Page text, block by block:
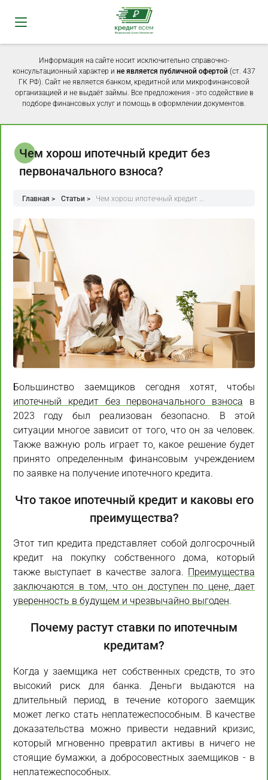
Информация на сайте носит исключительно справочно-
консультационный характер и не является публичной офертой (ст. 437
ГК РФ). Сайт не является банком, кредитной или микрофинансовой
организацией и не выдаёт займы. Все предложения - это содействие в
подборе финансовых услуг и помощь в оформлении документов.
Чем хорош ипотечный кредит без
первоначального взноса?
Главная > Статьи > Чем хорош ипотечный кредит …
Большинство заемщиков сегодня хотят, чтобы
ипотечный кредит без первоначального взноса в
2023 году был реализован безопасно. В этой
ситуации многое зависит от того, что он за человек.
Также важную роль играет то, какое решение будет
принято определенным финансовым учреждением
по заявке на получение ипотечного кредита.
Что такое ипотечный кредит и каковы его
преимущества?
Этот тип кредита представляет собой долгосрочный
кредит на покупку собственного дома, который
также выступает в качестве залога. Преимущества
заключаются в том, что он доступен по цене, дает
уверенность в будущем и чрезвычайно выгоден.
Почему растут ставки по ипотечным
кредитам?
Когда у заемщика нет собственных средств, то это
высокий риск для банка. Деньги выдаются на
длительный период, в течение которого заемщик
может легко стать неплатежеспособным. В качестве
доказательства можно привести недавний кризис,
который мгновенно превратил активы в ничего не
стоящие бумажки, а добросовестных заемщиков - в
неплатежеспособных.